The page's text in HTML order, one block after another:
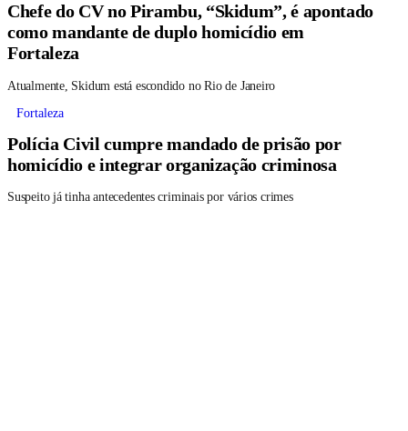
Chefe do CV no Pirambu, “Skidum”, é apontado
como mandante de duplo homicídio em
Fortaleza
Atualmente, Skidum está escondido no Rio de Janeiro
Fortaleza
Polícia Civil cumpre mandado de prisão por
homicídio e integrar organização criminosa
Suspeito já tinha antecedentes criminais por vários crimes